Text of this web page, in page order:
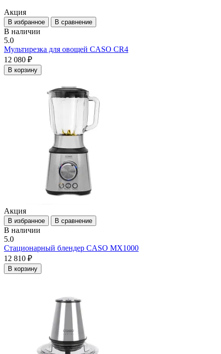
Акция
В избранное В сравнение
В наличии
5.0
Мультирезка для овощей CASO CR4
12 080 ₽
В корзину
Акция
В избранное В сравнение
В наличии
5.0
Стационарный блендер CASO MX1000
12 810 ₽
В корзину